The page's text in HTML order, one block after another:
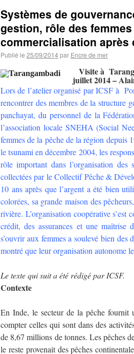
Systèmes de
gestion, rôle des
commercialisation après
Publié le 25/09/2014par Encre de mer
Visite à
juillet 2014 –
Lors de l’atelier organisé par ICSF à
rencontrerdes membres de la structure
panchayat, du personnel de la
l’association locale SNEHA (Social
femmes de la pêche de la région depuis
le tsunami en décembre 2004, les
rôle important dans l’organisation
collectées par le Collectif Pêche &
10 ans après que l’argent a été bien
colorées, sa grande maison des
rivière. L’organisation coopérative s’est
crédit, des assurances et une
s’ouvrir aux femmes a soulevé bien
montré que leur organisation autonome
Le texte qui suit a été rédigé par ICSF.
Contexte
En Inde, le secteur de la pêche
compter celles qui sont dans des
de 8,67 millions de tonnes. Les pêches
le reste provenait des pêches